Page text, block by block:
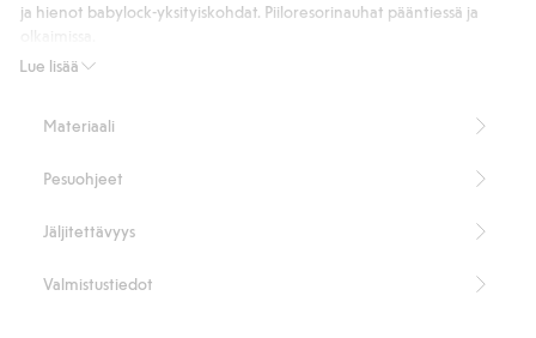
Lue lisää
ja hienot babylock-yksityiskohdat. Piiloresorinauhat pääntiessä ja
99 % kierrätettyä polyesteriä.
Materiaali
Pesuohjeet
Jäljitettävyys
Valmistustiedot